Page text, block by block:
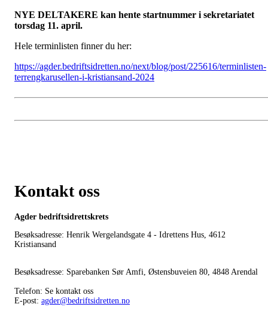
NYE DELTAKERE kan hente startnummer i sekretariatet
torsdag 11. april.
Hele terminlisten finner du her:
https://agder.bedriftsidretten.no/next/blog/post/225616/terminlisten-
terrengkarusellen-i-kristiansand-2024
Kontakt oss
Agder bedriftsidrettskrets
Besøksadresse: Henrik Wergelandsgate 4 - Idrettens Hus, 4612
Kristiansand
Besøksadresse: Sparebanken Sør Amfi, Østensbuveien 80, 4848 Arendal
Telefon: Se kontakt oss
E-post: agder@bedriftsidretten.no